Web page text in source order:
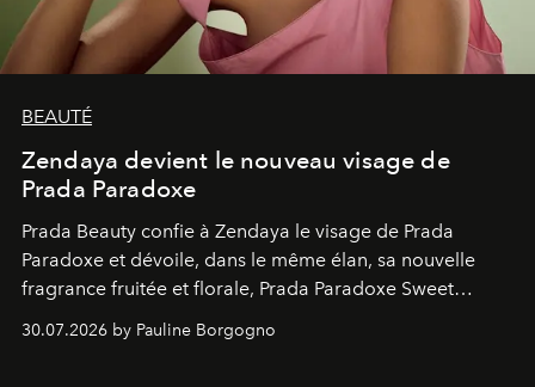
BEAUTÉ
Zendaya devient le nouveau visage de
Prada Paradoxe
Prada Beauty confie à Zendaya le visage de Prada
Paradoxe et dévoile, dans le même élan, sa nouvelle
fragrance fruitée et florale, Prada Paradoxe Sweet
30.07.2026 by Pauline Borgogno